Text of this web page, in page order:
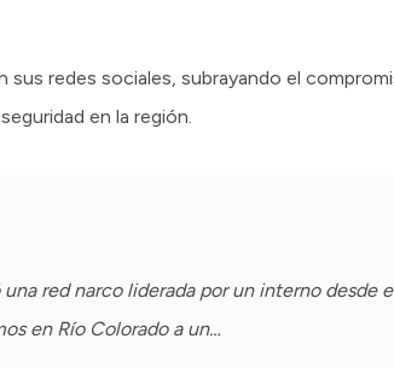
redes sociales, subrayando el
en la región.
red narco liderada por un interno desde
en Río Colorado a un…